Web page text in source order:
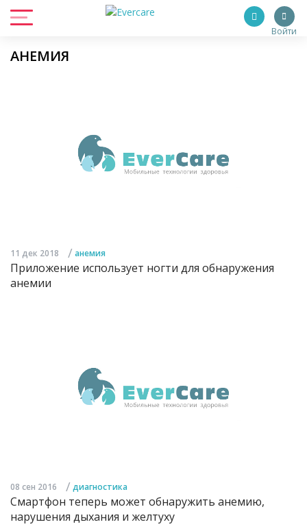
Войти
АНЕМИЯ
11 дек 2018 / анемия
Приложение использует ногти для обнаружения
анемии
08 сен 2016 / диагностика
Смартфон теперь может обнаружить анемию,
нарушения дыхания и желтуху